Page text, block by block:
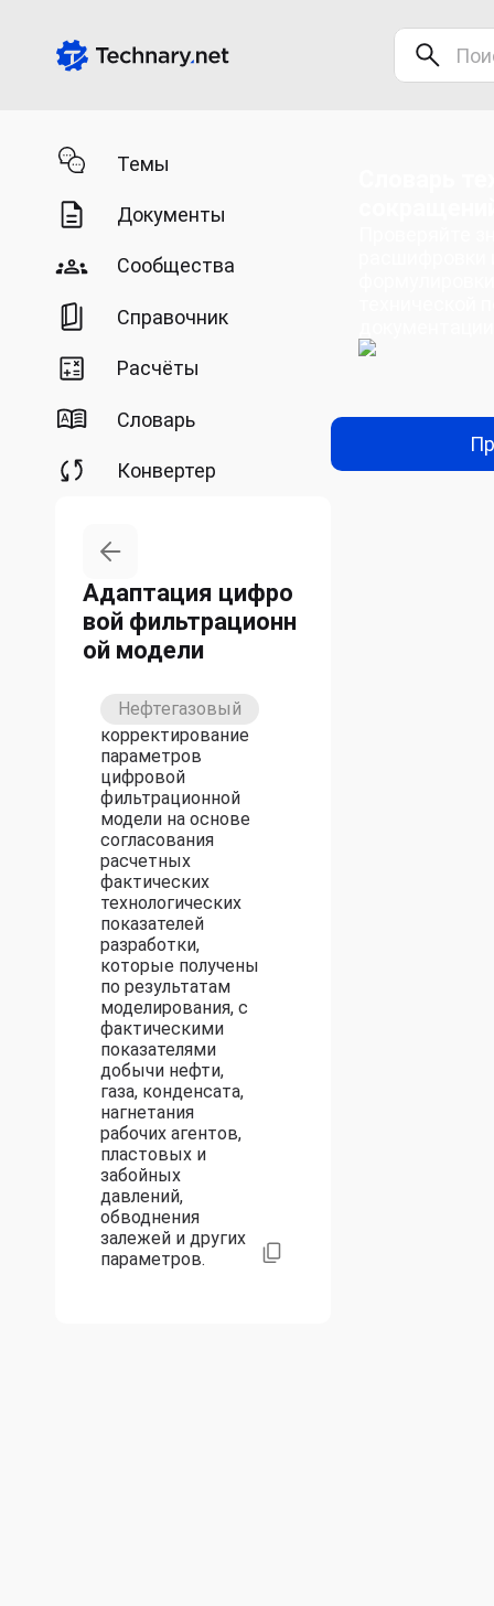
Темы
Документы
Сообщества
Справочник
Расчёты
Словарь
Конвертер
Адаптация цифро
вой фильтрационн
ой модели
Нефтегазовый
корректирование
параметров
цифровой
фильтрационной
модели на основе
согласования
расчетных
фактических
технологических
показателей
разработки,
которые получены
по результатам
моделирования, с
фактическими
показателями
добычи нефти,
газа, конденсата,
нагнетания
рабочих агентов,
пластовых и
забойных
давлений,
обводнения
залежей и других
параметров.